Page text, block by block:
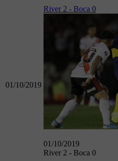
01/10/2019
River 2 - Boca 0
01/10/2019
River 2 - Boca 0